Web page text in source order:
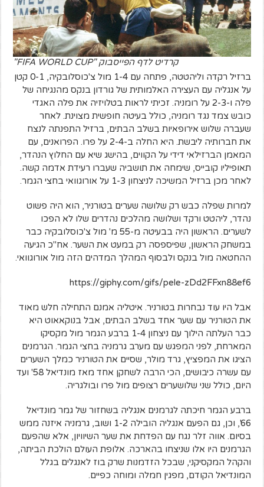
קרדיט לדף הפייסבוק "FIFA WORLD CUP"
ברזיל רקדה וליהטטה, פתחה עם 1-4 מול צ'כוסלובקיה, 0-1 קטן
על אנגליה עם העצירה האלמותית של גורדון בנקס מהנגיחה של
פלה ו-2-3 על רומניה. זכיתי לראות בטלויזיה את פלה האגדי
כובש צמד נגד רומניה, כולל בעיטה חופשית מצוינת. לאחר
שעברה שלוש אירופאיות בשלב הבתים, ברזיל התפנתה לנצח
את חברותיה ליבשת. היא החלה ב-2-4 על פרו. הפרואנים, עם
המאמן הברזילאי דידי על הקווים, בהישג שיא עם החלוץ הנהדר,
תאופיליו קובייס, שימחה את תושביה שעברו רעידת אדמה קשה.
לאחר מכן ברזיל המשיכה לניצחון 1-3 על אורוגוואי בחצי הגמר.
למרות שפלה כבש רק שלושה שערים בטורניר, הוא היה פשוט
נהדר, ליהטט ורקד ושלושה מהלכים נהדרים שלו לא הפכו
לשערים. הראשון היה בבעיטה מ-55 מ' מול צ'כוסלובקיה כבר
במשחק הראשון, שפיספסה רק במעט את השער. אח"כ הגיעה
ההחטאה מול בנקס ולבסוף המהלך המדהים הזה מול אורוגוואי.
https://giphy.com/gifs/pele-zDd2FFxn88ef6
אבל היו עוד נבחרות בטורניר. איטליה אמנם התחילה חלש מאוד
את הטורניר עם שער אחד בשלב הבתים, אבל בנוקאאוט היא
כבר העלתה הילוך עם ניצחון 1-4 ברבע הגמר מול מקסיקו
המארחת, לפני המפגש עם מערב גרמניה בחצי הגמר. הגרמנים
הציגו את המפציץ, גרד מולר, שסיים את הטורניר כמלך השערים
עם עשרה כיבושים, הכי הרבה לשחקן אחד מאז מונדיאל 58' ועד
היום, כולל שני שלושערים רצופים מול פרו ובולגריה.
ברבע הגמר חיכתה לגרמנים אנגליה בשחזור של גמר מונדיאל
66', וכן, גם הפעם אנגליה הובילה 1-2 ושוב, גרמניה איזנה ממש
בסיום. אווה זלר נגח עם הפדחת את שער השיוויון, אלא שהפעם
הגרמנים היו אלו שניצחו בהארכה. אלופת העולם הולכת הביתה,
והקהל המקסיקני, שבכל הזדמנות שרק בוז לאנגלים בגלל
המונדיאל הקודם, מפגין חמלה ומוחה כפיים.